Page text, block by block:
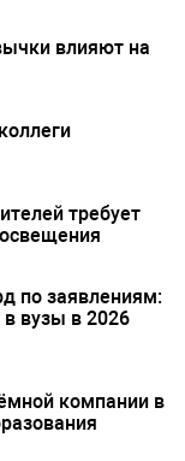
влияют на
требует
по заявлениям:
вузы в 2026
компании в